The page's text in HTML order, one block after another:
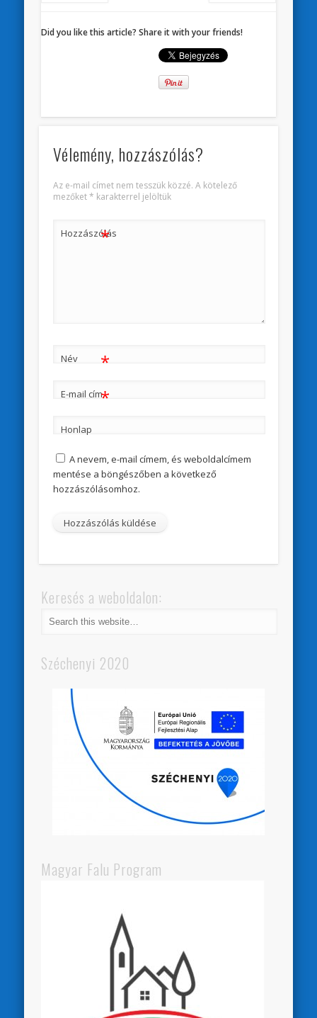
Did you like this article? Share it with your friends!
Vélemény, hozzászólás?
Az e-mail címet nem tesszük közzé. A kötelező
mezőket* karakterrel jelöltük
Hozzászólás
*
Név *
E-mail cím*
Honlap
A nevem, e-mail címem, és weboldalcímem
mentése a böngészőben a következő
hozzászólásomhoz.
Keresés a weboldalon:
Széchenyi 2020
Magyar Falu Program